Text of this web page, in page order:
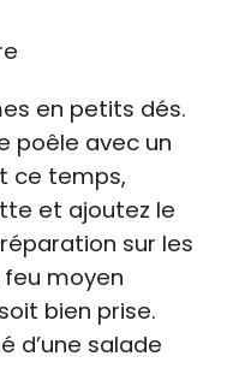
en petits dés.
poêle avec un
ce temps,
et ajoutez le
sur les
moyen
bien prise.
d’une salade